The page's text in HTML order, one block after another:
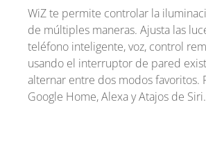
WiZ te permite controlar la
de múltiples maneras. Ajusta las
teléfono inteligente, voz, control
usando el interruptor de pared
alternar entre dos modos favoritos.
Google Home, Alexa y Atajos de Siri.